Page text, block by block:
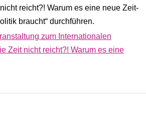
reicht?! Warum es eine neue Zeit-
braucht“ durchführen.
zum Internationalen
Zeit nicht reicht?! Warum es eine